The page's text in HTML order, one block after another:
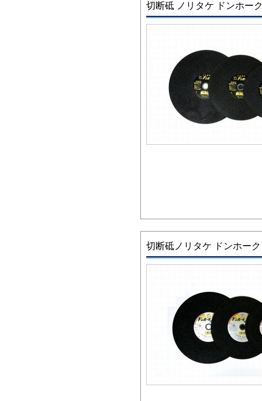
切断砥 ノリタケ ドンホー
切断砥ノリタケ ドンホー